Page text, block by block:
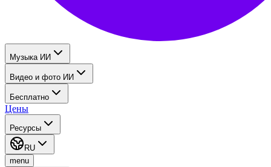
Музыка ИИ
Видео и фото ИИ
Бесплатно
Цены
Ресурсы
RU
menu